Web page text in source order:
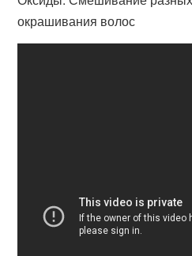
окрашивания волос